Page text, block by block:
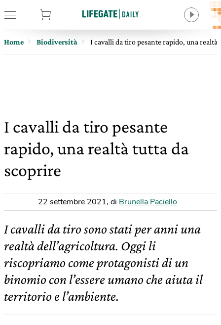
Home Biodiversità I cavalli da tiro pesante rapido, una realtà
I cavalli da tiro pesante
rapido, una realtà tutta da
scoprire
22 settembre 2021, di Brunella Paciello
I cavalli da tiro sono stati per anni una
realtà dell’agricoltura. Oggi li
riscopriamo come protagonisti di un
binomio con l’essere umano che aiuta il
territorio e l’ambiente.